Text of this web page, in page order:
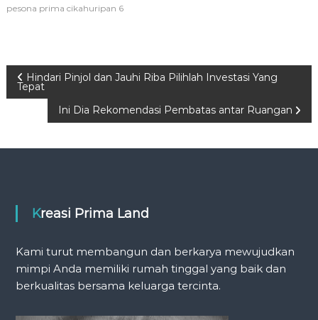
pesona prima cikahuripan 6
P
s
n
v
Hindari Pinjol dan Jauhi Riba Pilihlah Investasi Yang
Tepat
Ini Dia Rekomendasi Pembatas antar Ruangan
Kreasi Prima Land
Kami turut membangun dan berkarya mewujudkan
mimpi Anda memiliki rumah tinggal yang baik dan
berkualitas bersama keluarga tercinta.